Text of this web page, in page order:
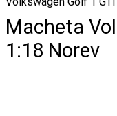
Macheta
1:18 Norev